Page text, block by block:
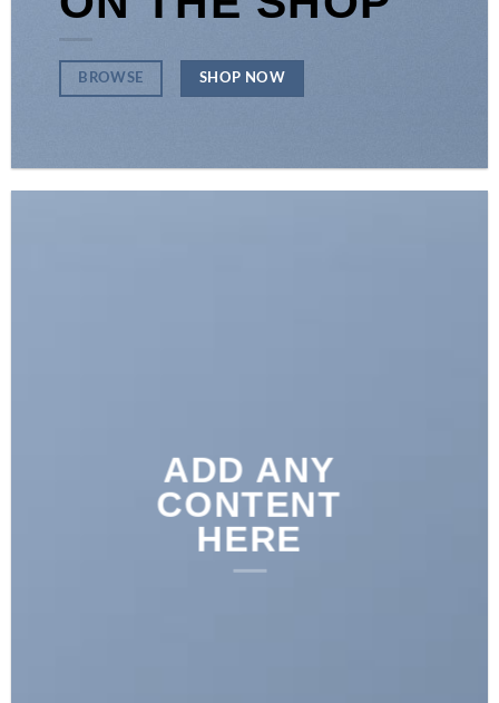
BROWSE SHOP NOW
ADD ANY
CONTENT
HERE